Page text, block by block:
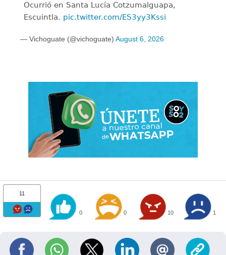
Ocurrió en Santa Lucía Cotzumalguapa,
Escuintla. pic.twitter.com/ES3yy3Kssi
— Vichoguate (@vichoguate) August 6, 2026
11
0 0 10 1